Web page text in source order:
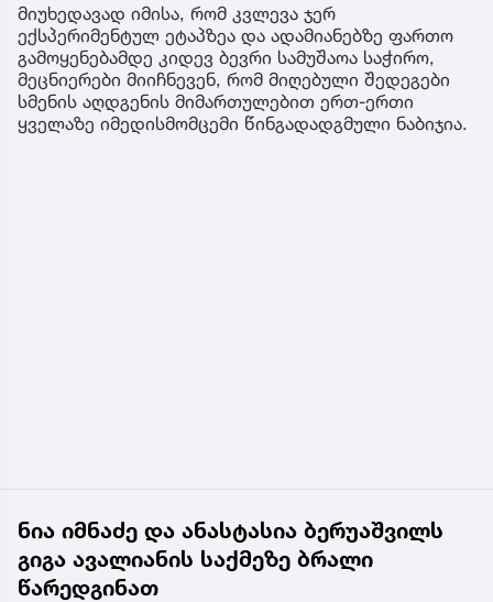
მიუხედავად იმისა, რომ კვლევა ჯერ
ექსპერიმენტულ ეტაპზეა და ადამიანებზე ფართო
გამოყენებამდე კიდევ ბევრი სამუშაოა საჭირო,
მეცნიერები მიიჩნევენ, რომ მიღებული შედეგები
სმენის აღდგენის მიმართულებით ერთ-ერთი
ყველაზე იმედისმომცემი წინგადადგმული ნაბიჯია.
ნია იმნაძე და ანასტასია ბერუაშვილს
გიგა ავალიანის საქმეზე ბრალი
წარედგინათ